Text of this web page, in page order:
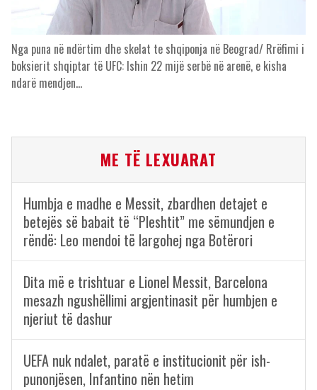
Nga puna në ndërtim dhe skelat te shqiponja në Beograd/ Rrëfimi i
boksierit shqiptar të UFC: Ishin 22 mijë serbë në arenë, e kisha
ndarë mendjen…
ME TË LEXUARAT
Humbja e madhe e Messit, zbardhen detajet e
betejës së babait të “Pleshtit” me sëmundjen e
rëndë: Leo mendoi të largohej nga Botërori
Dita më e trishtuar e Lionel Messit, Barcelona
mesazh ngushëllimi argjentinasit për humbjen e
njeriut të dashur
UEFA nuk ndalet, paratë e institucionit për ish-
punonjësen, Infantino nën hetim